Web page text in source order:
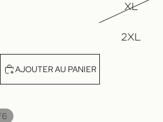
6
XL
2XL
AJOUTER AU PANIER